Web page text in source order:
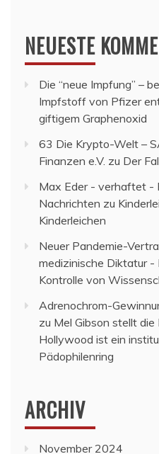
NEUESTE
Die “neue Impfung” –
Impfstoff von Pfizer
giftigem Graphenoxid
63 Die Krypto-Welt –
Finanzen e.V. zu Der
Max Eder - verhaftet -
Nachrichten zu
Kinderleichen
Neuer Pandemie-
medizinische Diktatur
Kontrolle von
Adrenochrom-
zu Mel Gibson stellt
Hollywood ist ein
Pädophilenring
ARCHIV
November 2024